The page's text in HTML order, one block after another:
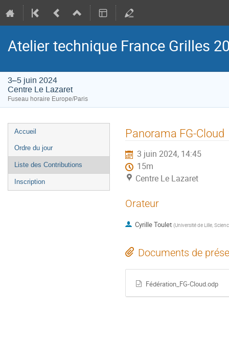
Atelier technique France Grilles
3–5 juin 2024
Centre Le Lazaret
Fuseau horaire Europe/Paris
Menu
de
l'événement
Accueil
Ordre du jour
Liste des Contributions
Inscription
Panorama FG-Cloud
3 juin 2024, 14:45
15m
Centre Le Lazaret
Orateur
Cyrille Toulet (Université de Lille,
Documents de
Fédération_FG-Cloud.odp